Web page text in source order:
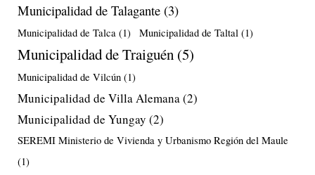
Municipalidad de Talagante (3)
Municipalidad de Talca (1) Municipalidad de Taltal (1)
Municipalidad de Traiguén (5)
Municipalidad de Vilcún (1)
Municipalidad de Villa Alemana(2)
Municipalidad de Yungay (2)
SEREMI Ministerio de Vivienda y Urbanismo Región del Maule
(1)